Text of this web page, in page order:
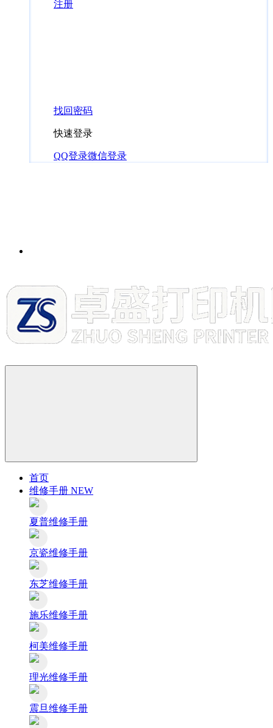
注册
找回密码
快速登录
QQ登录微信登录
首页
维修手册 NEW
夏普维修手册
京瓷维修手册
东芝维修手册
施乐维修手册
柯美维修手册
理光维修手册
震旦维修手册